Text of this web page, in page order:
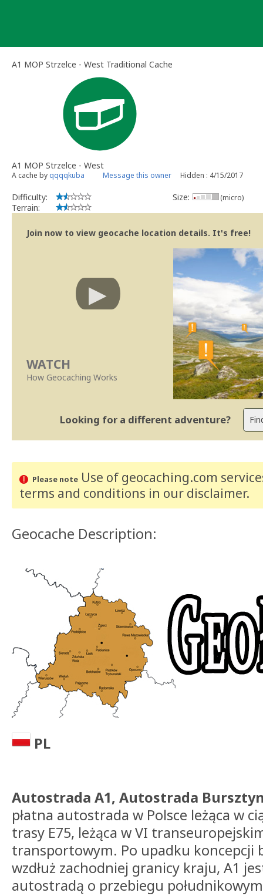
A1 MOP Strzelce - West Traditional Cache
A1 MOP Strzelce - West
A cache by qqqqkuba Message this owner Hidden : 4/15/2017
Difficulty:
Terrain:
Size: (micro)
Join now to view geocache location details. It's free!
WATCH
How Geocaching Works
Looking for a different adventure?
Please noteUse of geocaching.com
terms and conditions in our disclaimer.
Geocache Description:
PL
Autostrada A1, Autostrada
płatna autostrada w Polsce leżąca w
trasy E75, leżąca w VI
transportowym. Po upadku koncepcji
wzdłuż zachodniej granicy kraju, A1
autostradą o przebiegu